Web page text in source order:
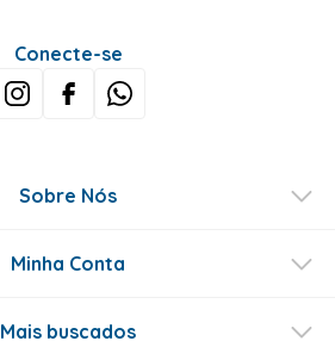
Conecte-se
Sobre Nós
Minha Conta
Mais buscados